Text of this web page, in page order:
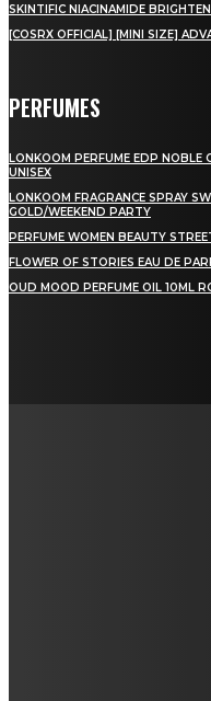
SKINTIFIC NIACINAMIDE
[COSRX OFFICIAL] [MINI SIZE]
PERFUMES
LONKOOM PERFUME EDP
UNISEX
LONKOOM FRAGRANCE SPRAY
GOLD/WEEKEND PARTY
PERFUME WOMEN BEAUTY
FLOWER OF STORIES EAU DE
OUD MOOD PERFUME OIL 10ML